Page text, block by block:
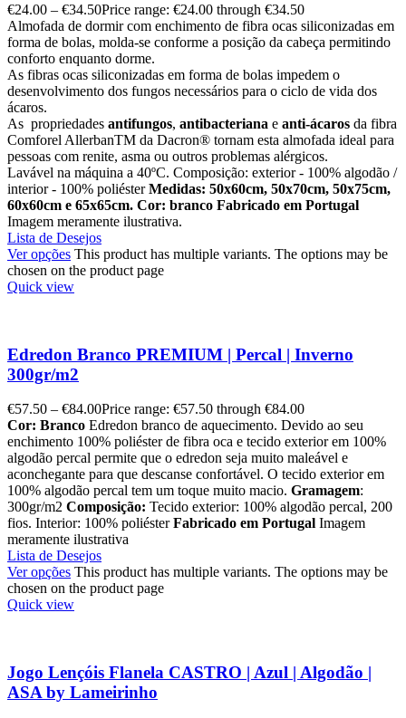
€24.00 – €34.50Price range: €24.00 through €34.50
Almofada de dormir com enchimento de fibra ocas siliconizadas em
forma de bolas, molda-se conforme a posição da cabeça permitindo
conforto enquanto dorme.
As fibras ocas siliconizadas em forma de bolas impedem o
desenvolvimento dos fungos necessários para o ciclo de vida dos
ácaros.
As propriedades antifungos, antibacteriana e anti-ácaros da fibra
Comforel AllerbanTM da Dacron® tornam esta almofada ideal para
pessoas com renite, asma ou outros problemas alérgicos.
Lavável na máquina a 40ºC. Composição: exterior - 100% algodão /
interior - 100% poliésterMedidas: 50x60cm, 50x70cm, 50x75cm,
60x60cm e 65x65cm. Cor: branco Fabricado em Portugal
Imagem meramente ilustrativa.
Lista de Desejos
Ver opções This product has multiple variants. The options may be
chosen on the product page
Quick view
Edredon Branco PREMIUM | Percal | Inverno
300gr/m2
€57.50 – €84.00Price range: €57.50 through €84.00
Cor: Branco Edredon branco de aquecimento. Devido ao seu
enchimento 100% poliéster de fibra oca e tecido exterior em 100%
algodão percal permite que o edredon seja muito maleável e
aconchegante para que descanse confortável. O tecido exterior em
100% algodão percal tem um toque muito macio. Gramagem:
300gr/m2 Composição: Tecido exterior: 100% algodão percal, 200
fios. Interior: 100% poliésterFabricado em Portugal Imagem
meramente ilustrativa
Lista de Desejos
Ver opções This product has multiple variants. The options may be
chosen on the product page
Quick view
Jogo Lençóis Flanela CASTRO | Azul | Algodão |
ASA by Lameirinho